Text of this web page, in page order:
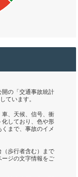
開の「交通事故統計
ています。
車、天候、信号、衝
しており、色や形
まで、事故のイメ
（歩行者含む）まで
ージの文字情報をご